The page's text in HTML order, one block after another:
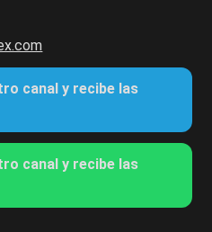
canal y recibe las
canal y recibe las